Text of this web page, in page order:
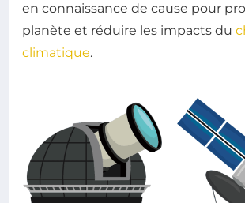
en connaissance de cause pour
planète et réduire les impacts du
climatique.